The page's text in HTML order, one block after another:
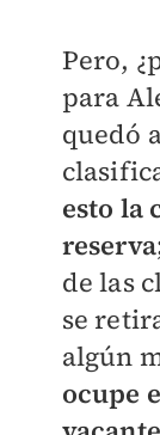
Pero,
para
quedó
esto la
de las
se
algún
ocupe